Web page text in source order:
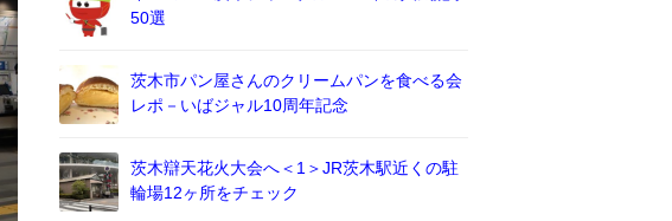
50選
茨木市パン屋さんのクリームパンを食べる会
レポ－いばジャル10周年記念
茨木辯天花火大会へ＜1＞JR茨木駅近くの駐
輪場12ヶ所をチェック